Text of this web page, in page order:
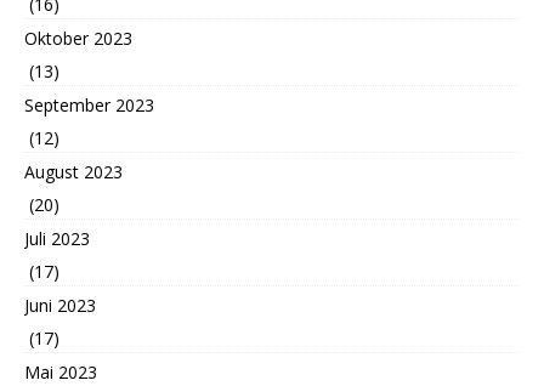
Oktober 2023
(13)
September 2023
(12)
August 2023
(20)
Juli 2023
(17)
Juni 2023
(17)
Mai 2023